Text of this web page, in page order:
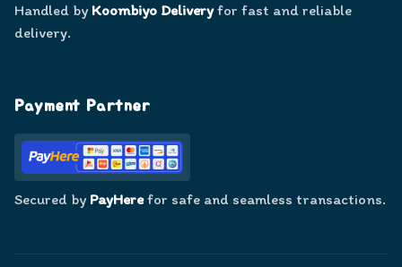
Handled by Koombiyo Deliveryfor fast and reliable
delivery.
Payment Partner
Secured by PayHerefor safe and seamless transactions.